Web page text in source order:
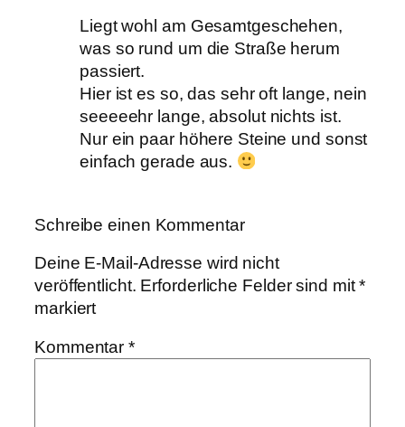
Liegt wohl am Gesamtgeschehen,
was so rund um die Straße herum
passiert.
Hier ist es so, das sehr oft lange, nein
seeeeehr lange, absolut nichts ist.
Nur ein paar höhere Steine und sonst
einfach gerade aus.
Schreibe einen Kommentar
Deine E-Mail-Adresse wird nicht
veröffentlicht. Erforderliche Felder sind mit*
markiert
Kommentar*